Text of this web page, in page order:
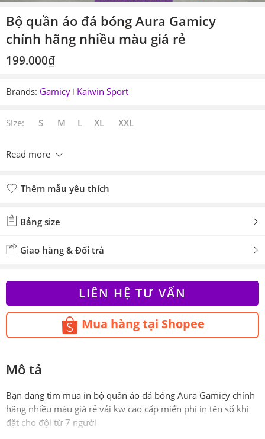
Bộ quần áo đá bóng Aura Gamicy
chính hãng nhiều màu giá rẻ
199.000₫
Brands: Gamicy Kaiwin Sport
Size: S M L XL XXL
Read more
Thêm mẫu yêu thích
Bảng size
Giao hàng & Đổi trả
LIÊN HỆ TƯ VẤN
Mua hàng tại Shopee
Mô tả
Bạn đang tìm mua in bộ quần áo đá bóng Aura Gamicy chính
hãng nhiều màu giá rẻ vải kw cao cấp miễn phí in tên số khi
đặt cho đội từ 7 người